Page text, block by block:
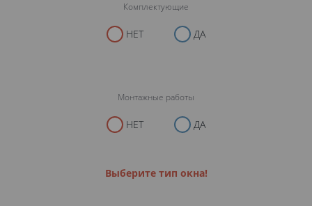
Комплектующие
НЕТ ДА
Монтажные работы
НЕТ ДА
Выберите тип окна!